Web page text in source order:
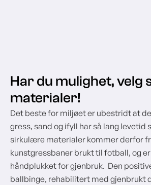
Har du mulighet,
materialer!
Det beste for miljøet er ubestridt at
gress, sand og ifyll har så lang levetid
sirkulære materialer kommer derfor
kunstgressbaner brukt til fotball, og
håndplukket for gjenbruk. Den
ballbinge, rehabilitert med gjenbrukt